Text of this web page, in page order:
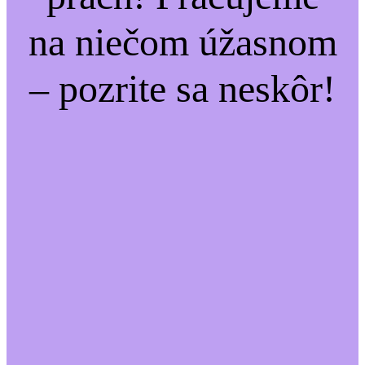
na niečom úžasnom
– pozrite sa neskôr!